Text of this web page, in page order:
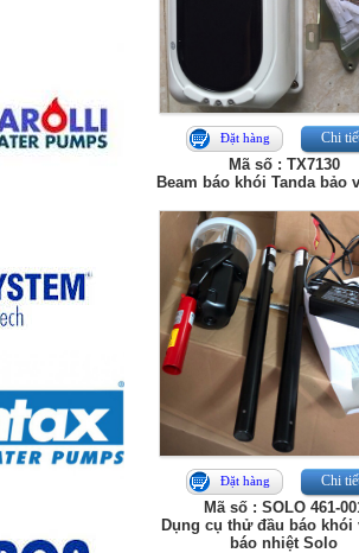
Đặt hàng Chi
Mã số : TX7130
Beam báo khói Tanda bảo
Đặt hàng Chi
Mã số : SOLO 461-
Dụng cụ thử đầu báo khói
báo nhiệt Solo